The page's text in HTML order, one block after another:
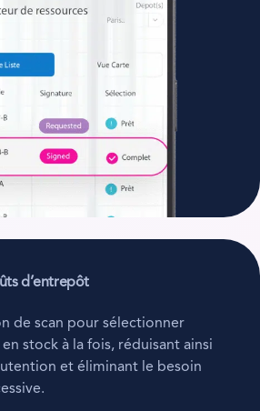
d’entrepôt
de scan pour sélectionner
stock à la fois, réduisant ainsi
et éliminant le besoin